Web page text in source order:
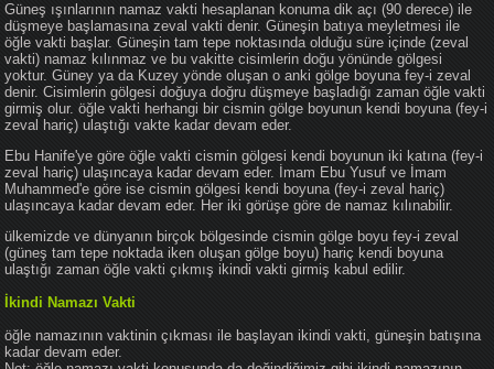
Güneş ışınlarının namaz vakti hesaplanan konuma dik açı (90 derece) ile
düşmeye başlamasına zeval vakti denir. Güneşin batıya meyletmesi ile
öğle vakti başlar. Güneşin tam tepe noktasında olduğu süre içinde (zeval
vakti) namaz kılınmaz ve bu vakitte cisimlerin doğu yönünde gölgesi
yoktur. Güney ya da Kuzey yönde oluşan o anki gölge boyuna fey-i zeval
denir. Cisimlerin gölgesi doğuya doğru düşmeye başladığı zaman öğle vakti
girmiş olur. öğle vakti herhangi bir cismin gölge boyunun kendi boyuna (fey-i
zeval hariç) ulaştığı vakte kadar devam eder.
Ebu Hanife'ye göre öğle vakti cismin gölgesi kendi boyunun iki katına (fey-i
zeval hariç) ulaşıncaya kadar devam eder. İmam Ebu Yusuf ve İmam
Muhammed'e göre ise cismin gölgesi kendi boyuna (fey-i zeval hariç)
ulaşıncaya kadar devam eder. Her iki görüşe göre de namaz kılınabilir.
ülkemizde ve dünyanın birçok bölgesinde cismin gölge boyu fey-i zeval
(güneş tam tepe noktada iken oluşan gölge boyu) hariç kendi boyuna
ulaştığı zaman öğle vakti çıkmış ikindi vakti girmiş kabul edilir.
İkindi Namazı Vakti
öğle namazının vaktinin çıkması ile başlayan ikindi vakti, güneşin batışına
kadar devam eder.